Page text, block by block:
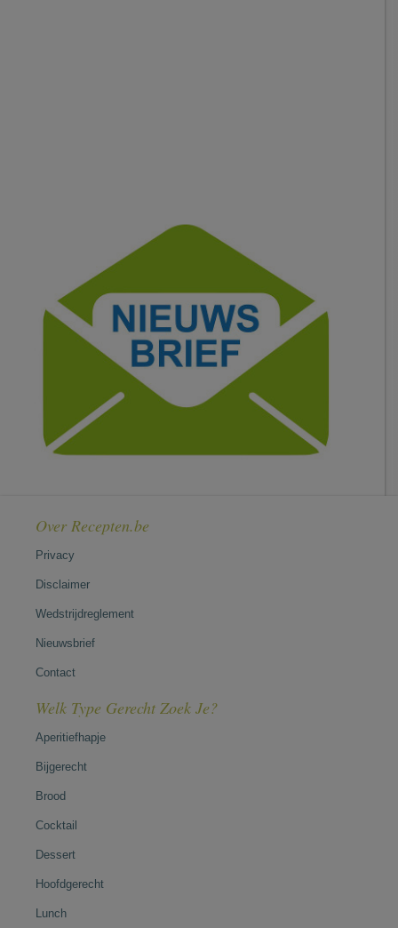
Over Recepten.be
Privacy
Disclaimer
Wedstrijdreglement
Nieuwsbrief
Contact
Welk Type Gerecht Zoek Je?
Aperitiefhapje
Bijgerecht
Brood
Cocktail
Dessert
Hoofdgerecht
Lunch